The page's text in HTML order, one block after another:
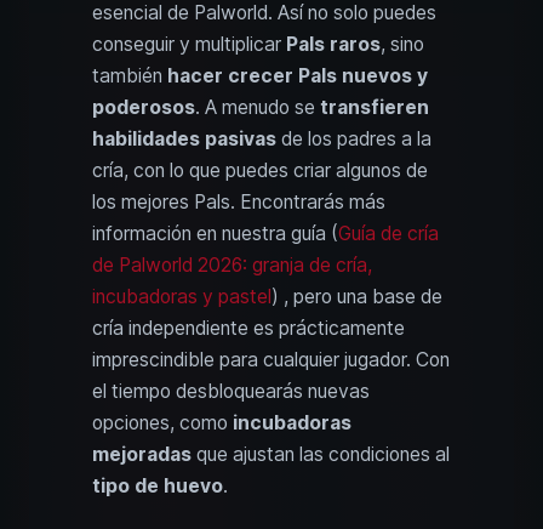
esencial de Palworld. Así no solo puedes
conseguir y multiplicar Pals raros, sino
también hacer crecer Pals nuevos y
poderosos. A menudo se transfieren
habilidades pasivas de los padres a la
cría, con lo que puedes criar algunos de
los mejores Pals. Encontrarás más
información en nuestra guía (Guía de cría
de Palworld 2026: granja de cría,
incubadoras y pastel ) , pero una base de
cría independiente es prácticamente
imprescindible para cualquier jugador. Con
el tiempo desbloquearás nuevas
opciones, como incubadoras
mejoradas que ajustan las condiciones al
tipo de huevo.